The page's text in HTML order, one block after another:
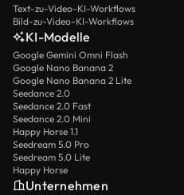
Text-zu-Video-KI-Workflows
Bild-zu-Video-KI-Workflows
KI-Modelle
Google Gemini Omni Flash
Google Nano Banana 2
Google Nano Banana 2 Lite
Seedance 2.0
Seedance 2.0 Fast
Seedance 2.0 Mini
Happy Horse 1.1
Seedream 5.0 Pro
Seedream 5.0 Lite
Happy Horse
Unternehmen